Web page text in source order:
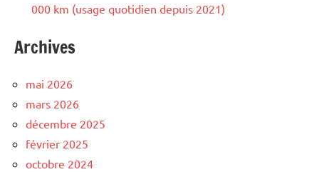
000 km (usage quotidien depuis 2021)
Archives
mai 2026
mars 2026
décembre 2025
février 2025
octobre 2024